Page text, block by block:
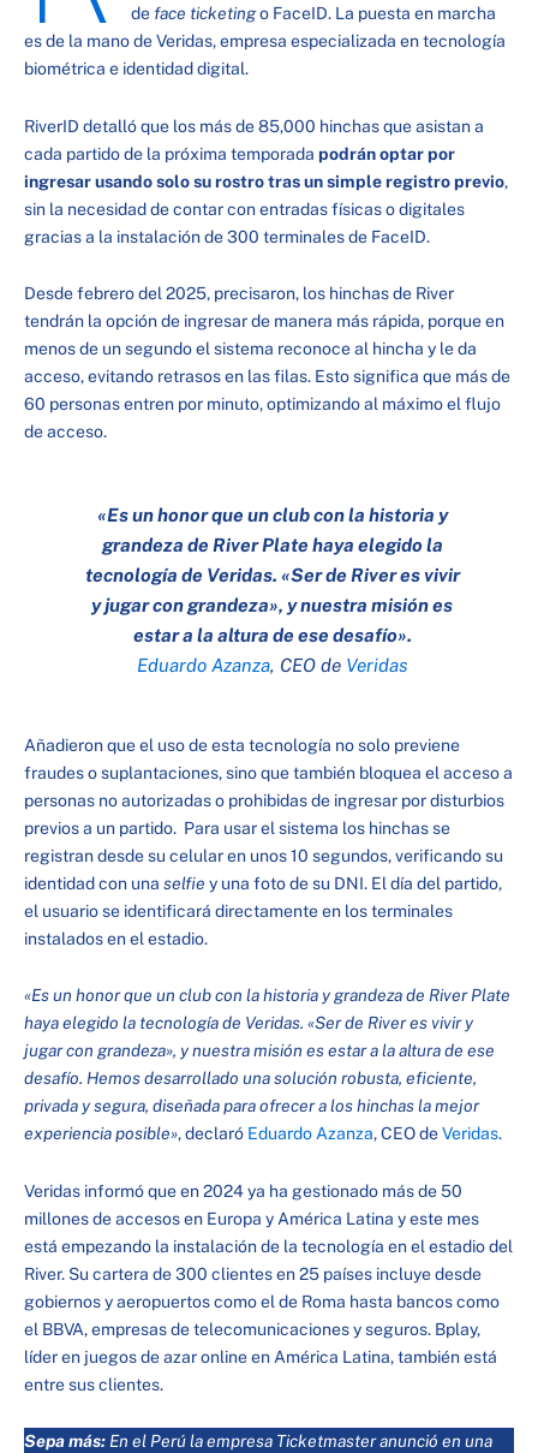
de face ticketingo FaceID. La puesta en marcha
es de la mano de Veridas, empresa especializada en tecnología
biométrica e identidad digital.
RiverID detalló que los más de 85,000 hinchas que asistan a
cada partido de la próxima temporada podrán optar por
ingresar usando solo su rostro tras un simple registro previo,
sin la necesidad de contar con entradas físicas o digitales
gracias a la instalación de 300 terminales de FaceID.
Desde febrero del 2025, precisaron, los hinchas de River
tendrán la opción de ingresar de manera más rápida, porque en
menos de un segundo el sistema reconoce al hincha y le da
acceso, evitando retrasos en las filas. Esto significa que más de
60 personas entren por minuto, optimizando al máximo el flujo
de acceso.
«Es un honor que un club con la historia y
grandeza de River Plate haya elegido la
tecnología de Veridas. «Ser de River es vivir
y jugar con grandeza», y nuestra misión es
estar a la altura de ese desafío».
Eduardo Azanza, CEO de Veridas
Añadieron que el uso de esta tecnología no solo previene
fraudes o suplantaciones, sino que también bloquea el acceso a
personas no autorizadas o prohibidas de ingresar por disturbios
previos a un partido. Para usar el sistema los hinchas se
registran desde su celular en unos 10 segundos, verificando su
identidad con una selfie y una foto de su DNI. El día del partido,
el usuario se identificará directamente en los terminales
instalados en el estadio.
«Es un honor que un club con la historia y grandeza de River Plate
haya elegido la tecnología de Veridas. «Ser de River es vivir y
jugar con grandeza», y nuestra misión es estar a la altura de ese
desafío. Hemos desarrollado una solución robusta, eficiente,
privada y segura, diseñada para ofrecer a los hinchas la mejor
experiencia posible», declaró Eduardo Azanza, CEO deVeridas.
Veridas informó que en 2024 ya ha gestionado más de 50
millones de accesos en Europa y América Latina y este mes
está empezando la instalación de la tecnología en el estadio del
River. Su cartera de 300 clientes en 25 países incluye desde
gobiernos y aeropuertos como el de Roma hasta bancos como
el BBVA, empresas de telecomunicaciones y seguros. Bplay,
líder en juegos de azar online en América Latina, también está
entre sus clientes.
Sepa más: En el Perú la empresa Ticketmaster anunció en una